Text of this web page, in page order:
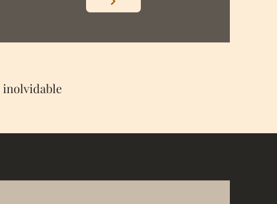
inolvidable